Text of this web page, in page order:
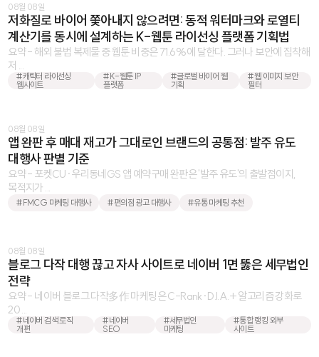
08월 08일
저화질로 바이어 쫓아내지 않으려면: 동적 워터마크와 로열티
계산기를 동시에 설계하는 K-웹툰 라이선싱 플랫폼 기획법
요약 - 해외 불법 복제물 중 웹툰 비중은 71.6%에 달한다. 그러나 보안에 집착해
저 ...
#캐릭터 라이선싱
웹사이트
#K-웹툰 IP
플랫폼
#글로벌 바이어 웹
기획
#웹 이미지 보안
필터
08월 08일
앱 완판 후 매대 재고가 그대로인 브랜드의 공통점: 발주 유도
대행사 판별 기준
요약 - 포켓CU·우리동네GS 앱 예약구매 완판은 '발주 유도'의 출발점이지,
목적지가 ...
#FMCG 마케팅 대행사 #편의점 광고 대행사 #유통 마케팅 추천
08월 08일
블로그 다작 대행 끊고 자사 사이트로 네이버 1면 뚫은 세무법인
전략
요약 - 네이버 블로그 다작多作 마케팅은 C-Rank·D.I.A.+ 알고리즘 강화로
20 ...
#네이버 검색 로직
개편
#네이버
SEO
#세무법인
마케팅
#통합 랭킹 외부
사이트